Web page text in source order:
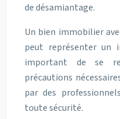
de désamiantage.
Un bien immobilier
peut représenter un
important de se
précautions
par des
toute sécurité.